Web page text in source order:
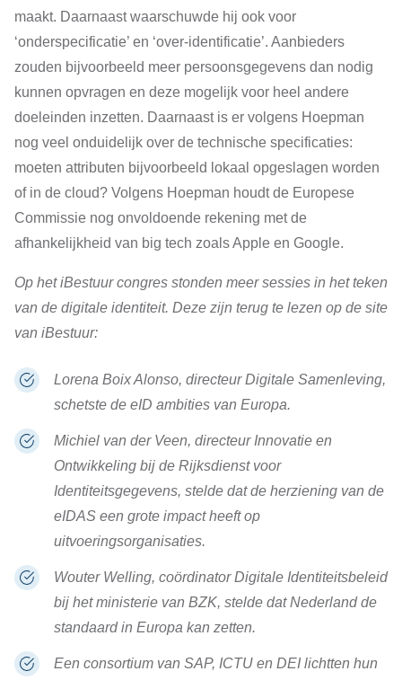
maakt. Daarnaast waarschuwde hij ook voor
‘onderspecificatie’ en ‘over-identificatie’. Aanbieders
zouden bijvoorbeeld meer persoonsgegevens dan nodig
kunnen opvragen en deze mogelijk voor heel andere
doeleinden inzetten. Daarnaast is er volgens Hoepman
nog veel onduidelijk over de technische specificaties:
moeten attributen bijvoorbeeld lokaal opgeslagen worden
of in de cloud? Volgens Hoepman houdt de Europese
Commissie nog onvoldoende rekening met de
afhankelijkheid van big tech zoals Apple en Google.
Op het iBestuur congres stonden meer sessies in het teken
van de digitale identiteit. Deze zijn terug te lezen op de site
van iBestuur:
Lorena Boix Alonso, directeur Digitale Samenleving,
schetste de eID ambities van Europa.
Michiel van der Veen, directeur Innovatie en
Ontwikkeling bij de Rijksdienst voor
Identiteitsgegevens, stelde dat de herziening van de
eIDAS een grote impact heeft op
uitvoeringsorganisaties.
Wouter Welling, coördinator Digitale Identiteitsbeleid
bij het ministerie van BZK, stelde datNederland de
standaard in Europa kan zetten.
Een consortium van SAP, ICTU en DEI lichtten hun